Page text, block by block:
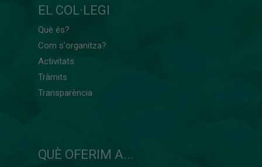
EL COL·LEGI
Què és?
Com s'organitza?
Activitats
Tràmits
Transparència
QUÈ OFERIM A...